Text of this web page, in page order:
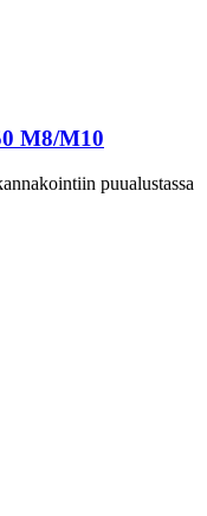
M8/M10
puualustassa